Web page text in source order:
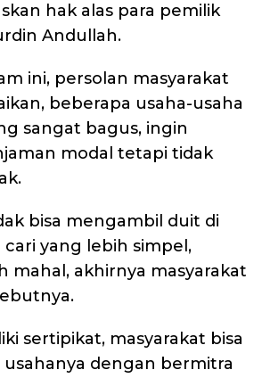
hak alas para pemilik
Andullah.
ini, persolan masyarakat
beberapa usaha-usaha
sangat bagus, ingin
modal tetapi tidak
bisa mengambil duit di
cari yang lebih simpel,
mahal, akhirnya masyarakat
sertipikat, masyarakat bisa
dengan bermitra